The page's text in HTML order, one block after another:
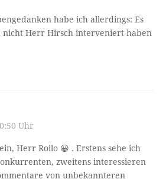
habe ich allerdings: Es
Herr Hirsch interveniert haben
Uhr
Herr Roilo 😀 . Erstens sehe ich
zweitens interessieren
von unbekannteren